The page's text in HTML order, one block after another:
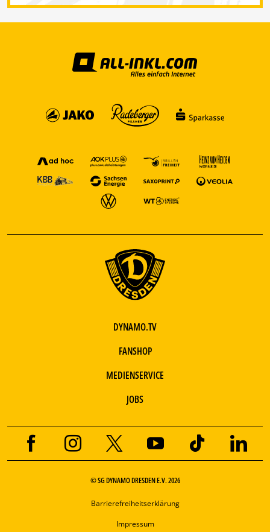
DYNAMO.TV
FANSHOP
MEDIENSERVICE
JOBS
© SG DYNAMO DRESDEN E.V. 2026
Barrierefreiheitserklärung
Impressum